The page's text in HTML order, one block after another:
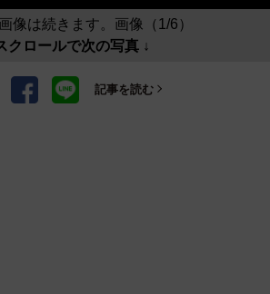
像は続きます。画像（1/6）
クロールで次の写真 ↓
記事を読む